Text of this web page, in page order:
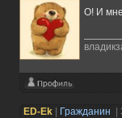
О! И
ED-Ek Гражданин